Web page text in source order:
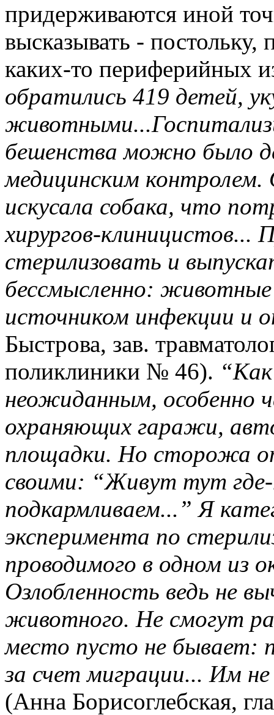
придерживаются иной
высказывать -
каких-то периферийных
обратились 419 детей,
бешенства можно было
медицинским контролем.
искусала собака, что
хирургов-клиницистов...
стерилизовать и
бессмысленно:
источником инфекции и
Быстрова, зав.
поликлиники № 46).
неожиданным, особенно
охраняющих гаражи,
площадки. Но сторожа
своими: “Живут тут
подкармливаем...” Я
эксперимента по
проводимого в одном из
Озлобленность ведь не
животного. Не смогут
место пусто не бывает:
за счет миграции... Им
(Анна Борисоглебская,